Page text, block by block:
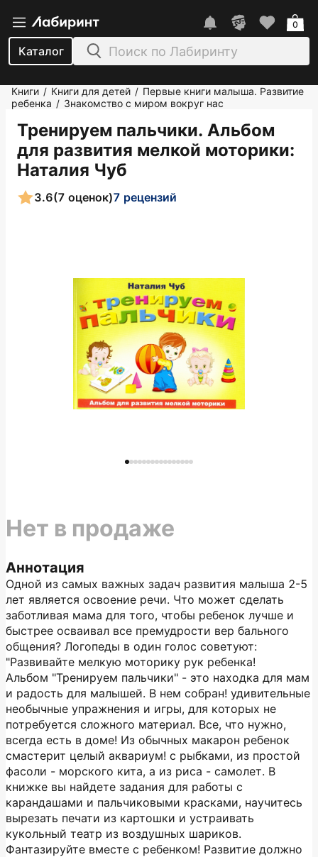
Каталог
0
Книги / Книги для детей / Первые книги малыша. Развитие
ребенка / Знакомство с миром вокруг нас
Тренируем пальчики. Альбом
для развития мелкой моторики:
Наталия Чуб
3.6(7 оценок)7 рецензий
Аннотация
Одной из самых важных задач развития малыша 2-5
лет является освоение речи. Что может сделать
заботливая мама для того, чтобы ребенок лучше и
быстрее осваивал все премудрости вер бального
общения? Логопеды в один голос советуют:
"Развивайте мелкую моторику рук ребенка!
Альбом "Тренируем пальчики" - это находка для мам
и радость для малышей. В нем собран! удивительные
необычные упражнения и игры, для которых не
потребуется сложного материал. Все, что нужно,
всегда есть в доме! Из обычных макарон ребенок
смастерит целый аквариум! с рыбками, из простой
фасоли - морского кита, а из риса - самолет. В
книжке вы найдете задания для работы с
карандашами и пальчиковыми красками, научитесь
вырезать печати из картошки и устраивать
кукольный театр из воздушных шариков.
Фантазируйте вместе с ребенком! Развитие должно
Нет в продаже